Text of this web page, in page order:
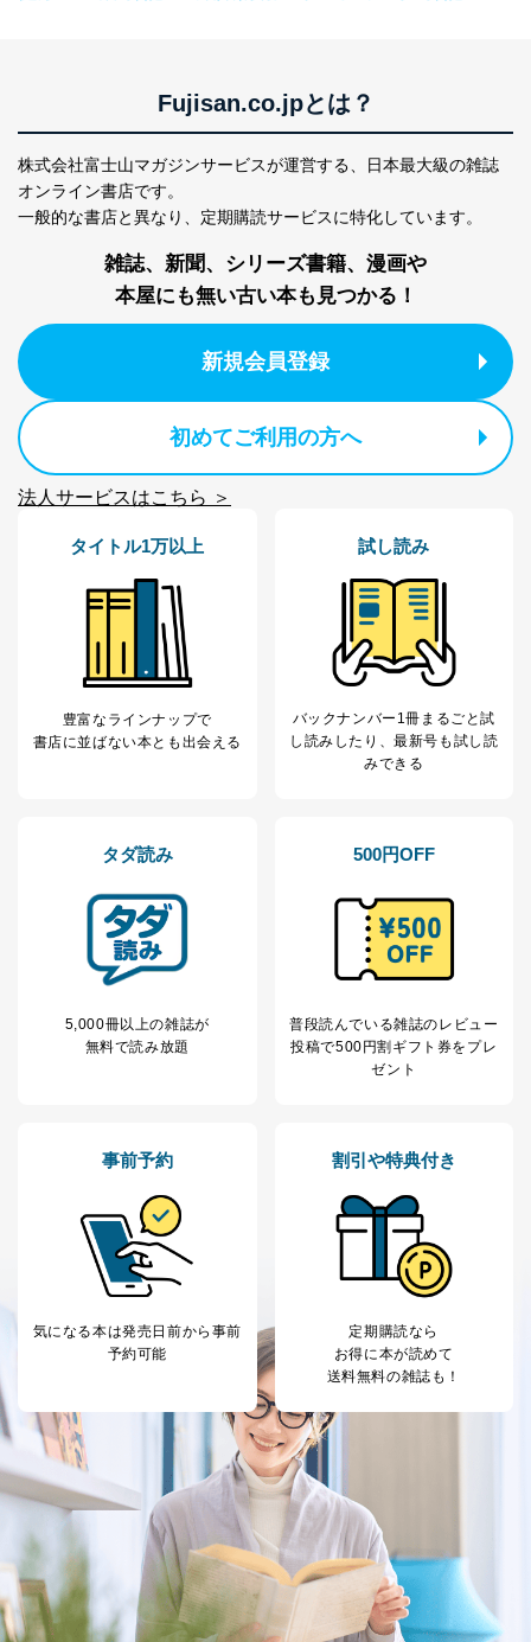
Fujisan.co.jpとは？
株式会社富士山マガジンサービスが運営する、
日本最大級の雑誌
オンライン書店です。
一般的な書店と異なり、 定期購読サービスに特化しています。
雑誌、新聞、シリーズ書籍、漫画や
本屋にも無い古い本も見つかる！
新規会員登録
初めてご利用の方へ
法人サービスはこちら ＞
タイトル1万以上
豊富なラインナップで
書店に並ばない本とも出会える
試し読み
バックナンバー1冊まるごと試
し読み したり、最新号も試し読
みできる
タダ読み
5,000冊以上の雑誌が
無料で読み放題
500円OFF
普段読んでいる雑誌のレビュー
投稿で500円割ギフト券をプレ
ゼント
事前予約
気になる本は発売日前から事前
予約可能
割引や特典付き
定期購読なら
お得に本が読めて
送料無料の雑誌も！